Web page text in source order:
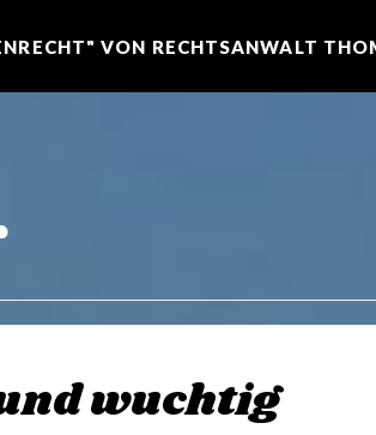
VON RECHTSANWALT
wuchtig